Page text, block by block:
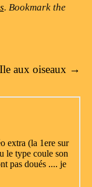
. Bookmark the
Ile aux oiseaux →